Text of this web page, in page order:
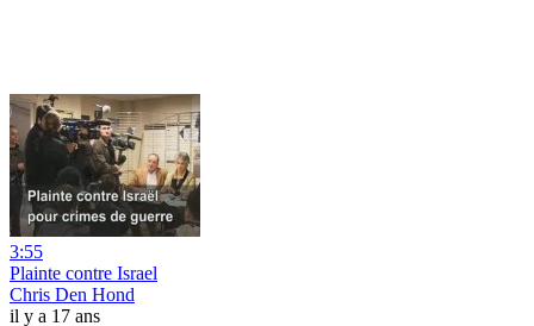
3:55
Plainte contre Israel
Chris Den Hond
il y a 17 ans